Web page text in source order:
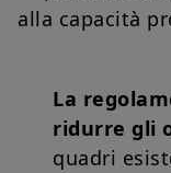
alla capacità
La
ridurre gli
quadri